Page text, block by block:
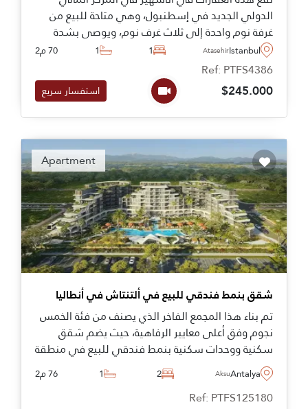
الدولي الجديد في إسطنبول، وهي متاحة للبيع من
غرفة نوم واحدة إلى ثلاث غرف نوم، ويوصى بشدة
بمشاهدتها لأولئك الذين يتطلعون إلى الاستثمار في
تركيا.
Istanbul
Atasehir
1
1 70 م2
Ref: PTFS4386
$245.000 استفسار سريع
Apartment
شقق بنمط فندقي للبيع في ألتنتاش في أنطاليا
تم بناء هذا المجمع الفاخر الذي يصنف من فئة الخمس
نجوم وفق أعلى معايير الرفاهية، حيث يضم شقق
سكنية ووحدات سكنية بنمط فندقي للبيع في منطقة
ألتنتاش في أنطاليا، كما يبعد عشر دقائق بالسيارة
فقط عن أقرب شاطئ رملي.
Antalya
Aksu
2
1 76 م2
Ref: PTFS125180